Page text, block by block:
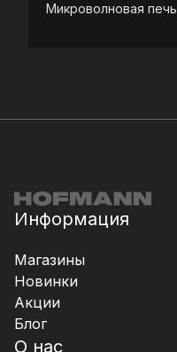
Микроволновая печь
Информация
Магазины
Новинки
Акции
Блог
О нас